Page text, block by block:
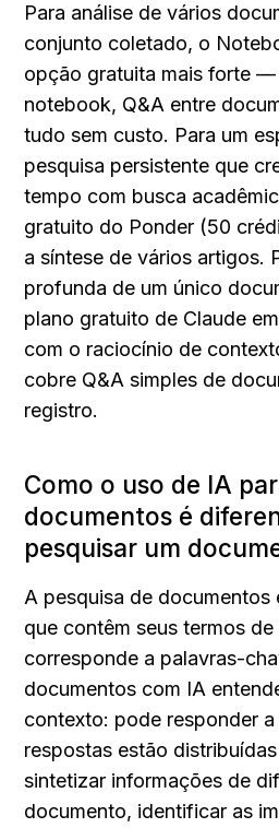
Para análise de vários
conjunto coletado, o
opção gratuita mais forte
notebook, Q&A entre
tudo sem custo. Para um
pesquisa persistente que
tempo com busca
gratuito do Ponder (50
a síntese de vários artigos.
profunda de um único
plano gratuito de Claude
com o raciocínio de
cobre Q&A simples de
registro.
Como o uso de IA
documentos é
pesquisar um
A pesquisa de documentos
que contêm seus termos
corresponde a palavras-
documentos com IA
contexto: pode responder
respostas estão
sintetizar informações de
documento, identificar as